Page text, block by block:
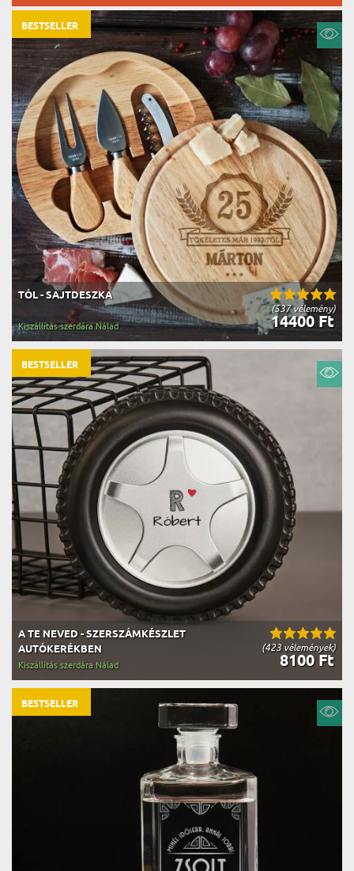
(537 vélemény)
TÓL - SAJTDESZKA
14400 Ft
Kiszállítás szerdára Nálad
BESTSELLER
(423 vélemények)
A TE NEVED - SZERSZÁMKÉSZLET
AUTÓKERÉKBEN
8100 Ft
Kiszállítás szerdára Nálad
BESTSELLER
BESTSELLER